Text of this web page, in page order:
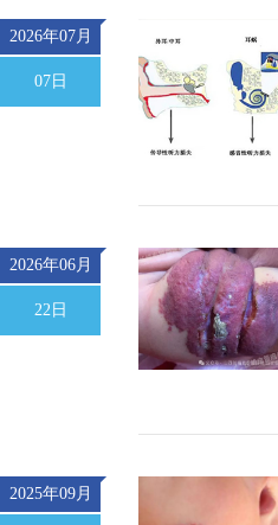
2026年07月
07日
2026年06月
22日
2025年09月